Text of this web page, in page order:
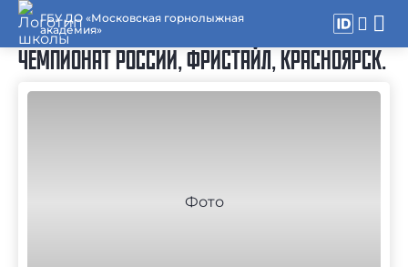
ГБУ ДО «Московская горнолыжная
академия»
ЧЕМПИОНАТ РОССИИ, ФРИСТАЙЛ, КРАСНОЯРСК.